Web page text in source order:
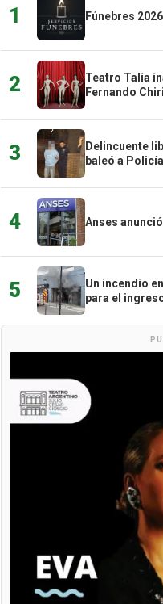
1 Fúnebres 2026
2
Teatro Talía
Fernando
3
Delincuente
baleó a
4 Anses
5
Un incendio
para el